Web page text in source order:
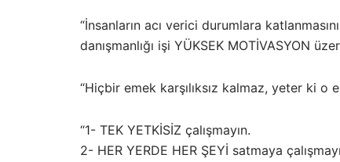
“İnsanların acı verici durumlara
danışmanlığı işi YÜKSEK MOTİVASYON
“Hiçbir emek karşılıksız kalmaz, yeter ki o
“1- TEK YETKİSİZ çalışmayın.
2- HER YERDE HER ŞEYİ satmaya